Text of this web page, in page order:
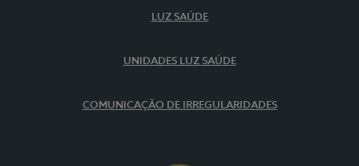
LUZ SAÚDE
UNIDADES LUZ SAÚDE
COMUNICAÇÃO DE IRREGULARIDADES